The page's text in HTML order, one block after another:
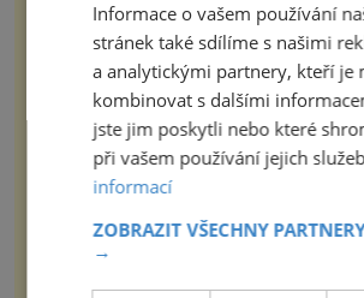
Informace o vašem používání
stránek také sdílíme s našimi
a analytickými partnery, kteří je
kombinovat s dalšími
jste jim poskytli nebo které
při vašem používání jejich
informací
ZOBRAZIT VŠECHNY
→